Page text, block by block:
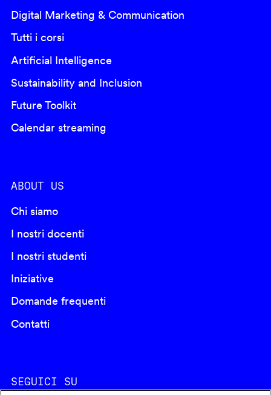
Digital Marketing & Communication
Tutti i corsi
Artificial Intelligence
Sustainability and Inclusion
Future Toolkit
Calendar streaming
ABOUT US
Chi siamo
I nostri docenti
I nostri studenti
Iniziative
Domande frequenti
Contatti
SEGUICI SU